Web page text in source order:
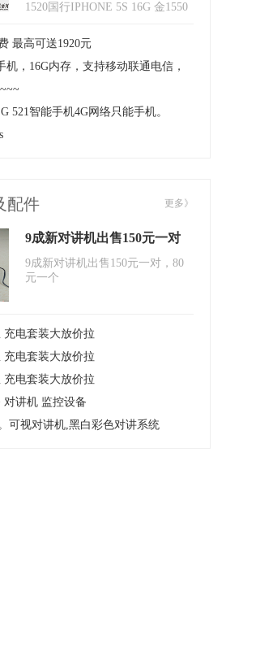
1520国行IPHONE 5S 16G 金1550
最高可送1920元
机，16G内存，支持移动联通电信，
521智能手机4G网络只能手机。
更多》
配件
9成新对讲机出售150元一对
9成新对讲机出售150元一对，80
元一个
充电套装大放价拉
充电套装大放价拉
充电套装大放价拉
对讲机 监控设备
可视对讲机,黑白彩色对讲系统